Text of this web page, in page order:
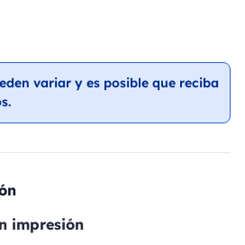
variar y es posible que reciba
impresión